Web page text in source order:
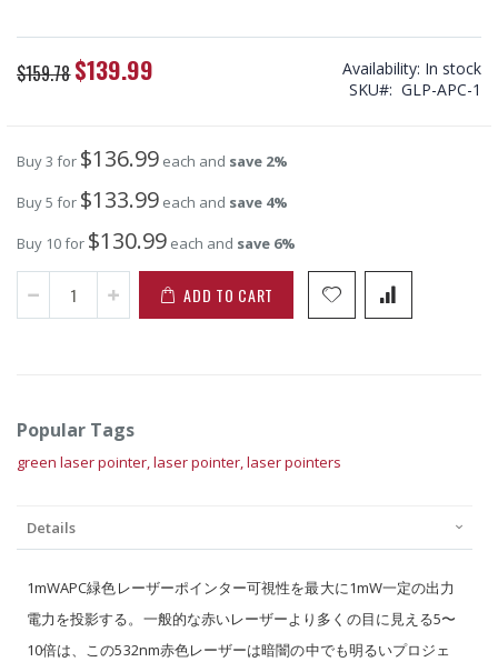
$159.78 Special
Price
$139.99 Availability: In stock
SKU
GLP-APC-1
Buy 3 for $136.99 each and save 2%
Buy 5 for $133.99 each and save 4%
Buy 10 for $130.99 each and save 6%
ADD TO CART
Popular Tags
green laser pointer,laser pointer,laser pointers
Details
1mWAPC緑色レーザーポインター可視性を最大に1mW一定の出力
電力を投影する。一般的な赤いレーザーより多くの目に見える5〜
10倍は、この532nm赤色レーザーは暗闇の中でも明るいプロジェ